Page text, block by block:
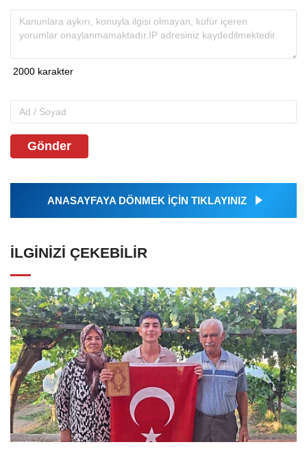
Gönder
ANASAYFAYA DÖNMEK İÇİN TIKLAYINIZ
İLGINIZI ÇEKEBILIR